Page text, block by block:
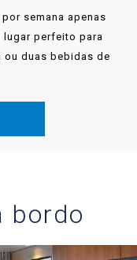
semana apenas
lugar perfeito para
ou duas bebidas de
bordo